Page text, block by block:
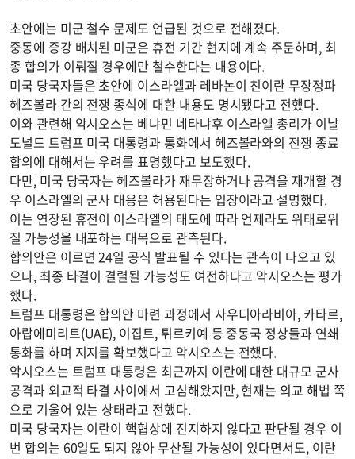
초안에는 미군 철수 문제도 언급된 것으로 전해졌다.
중동에 증강 배치된 미군은 휴전 기간 현지에 계속 주둔하며, 최
종 합의가 이뤄질 경우에만 철수한다는 내용이다.
미국 당국자들은 초안에 이스라엘과 레바논이 친이란 무장정파
헤즈볼라 간의 전쟁 종식에 대한 내용도 명시됐다고 전했다.
이와 관련해 악시오스는 베냐민 네타냐후 이스라엘 총리가 이날
도널드 트럼프 미국 대통령과 통화에서 헤즈볼라와의 전쟁 종료
합의에 대해서는 우려를 표명했다고 보도했다.
다만, 미국 당국자는 헤즈볼라가 재무장하거나 공격을 재개할 경
우 이스라엘의 군사 대응은 허용된다는 입장이라고 설명했다.
이는 연장된 휴전이 이스라엘의 태도에 따라 언제라도 위태로워
질 가능성을 내포하는 대목으로 관측된다.
합의안은 이르면 24일 공식 발표될 수 있다는 관측이 나오고 있
으나, 최종 타결이 결렬될 가능성도 여전하다고 악시오스는 평가
했다.
트럼프 대통령은 합의안 마련 과정에서 사우디아라비아, 카타르,
아랍에미리트(UAE), 이집트, 튀르키예 등 중동국 정상들과 연쇄
통화를 하며 지지를 확보했다고 악시오스는 전했다.
악시오스는 트럼프 대통령은 최근까지 이란에 대한 대규모 군사
공격과 외교적 타결 사이에서 고심해왔지만, 현재는 외교 해법 쪽
으로 기울어 있는 상태라고 전했다.
미국 당국자는 이란이 핵협상에 진지하지 않다고 판단될 경우 이
번 합의는 60일도 되지 않아 무산될 가능성이 있다면서도, 이란